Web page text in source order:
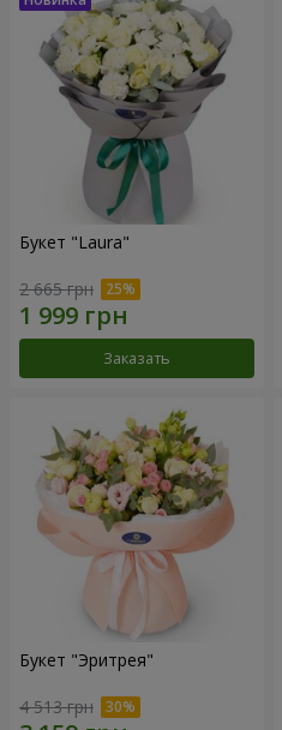
Букет "Laura"
2 665 грн
Заказать
Букет "Эритрея"
4 513 грн